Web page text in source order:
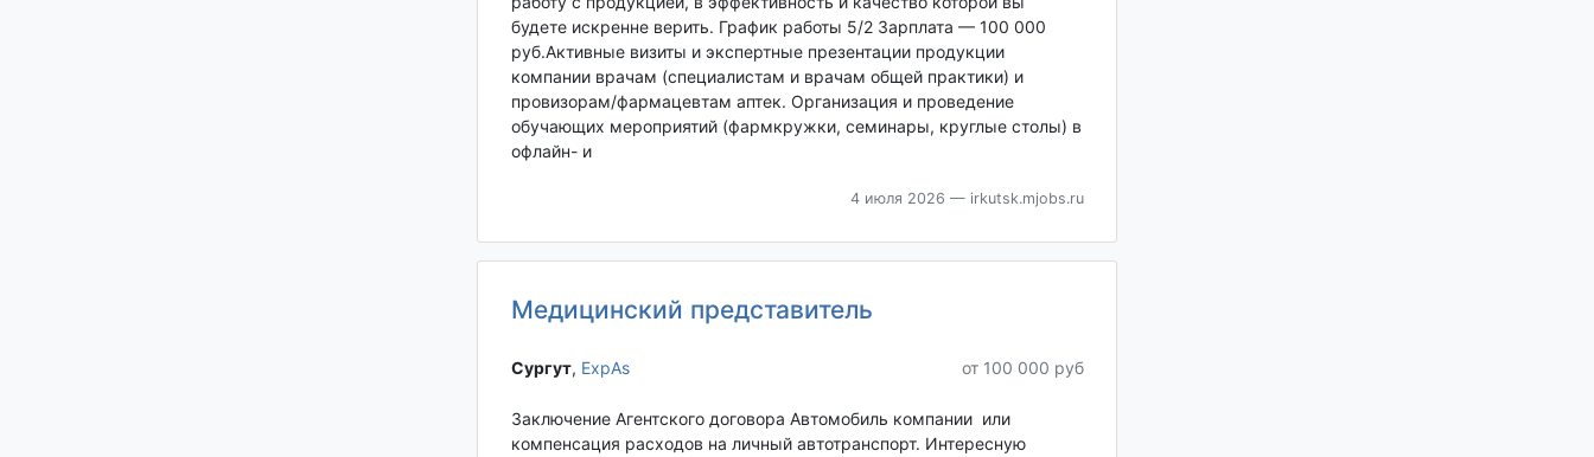
будете искренне верить. График работы 5/2 Зарплата — 100 000
руб.Активные визиты и экспертные презентации продукции
компании врачам (специалистам и врачам общей практики) и
провизорам/фармацевтам аптек. Организация и проведение
обучающих мероприятий (фармкружки, семинары, круглые столы) в
офлайн- и
4 июля 2026 — irkutsk.mjobs.ru
Медицинский представитель
Сургут‎, ExpAs от 100 000 руб
Заключение Агентского договора Автомобиль компании или
компенсация расходов на личный автотранспорт. Интересную